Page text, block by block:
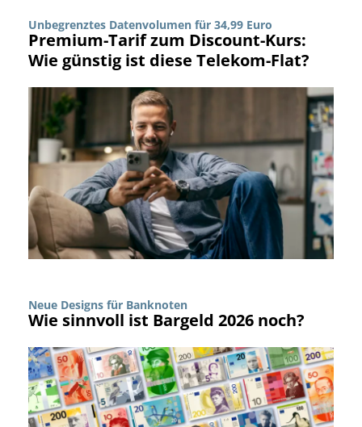
Unbegrenztes Datenvolumen für 34,99 Euro
Premium-Tarif zum Discount-Kurs:
Wie günstig ist diese Telekom-Flat?
Neue Designs für Banknoten
Wie sinnvoll ist Bargeld 2026 noch?